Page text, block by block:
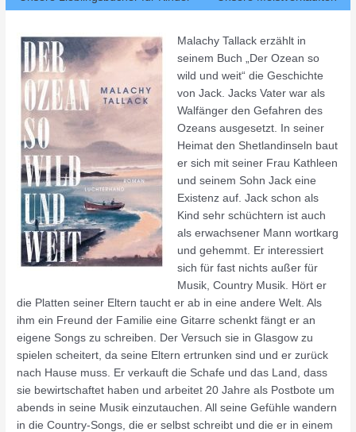
Malachy Tallack erzählt in
seinem Buch „Der Ozean so
wild und weit“ die Geschichte
von Jack. Jacks Vater war als
Walfänger den Gefahren des
Ozeans ausgesetzt. In seiner
Heimat den Shetlandinseln baut
er sich mit seiner Frau Kathleen
und seinem Sohn Jack eine
Existenz auf. Jack schon als
Kind sehr schüchtern ist auch
als erwachsener Mann wortkarg
und gehemmt. Er interessiert
sich für fast nichts außer für
Musik, Country Musik. Hört er
die Platten seiner Eltern taucht er ab in eine andere Welt. Als
ihm ein Freund der Familie eine Gitarre schenkt fängt er an
eigene Songs zu schreiben. Der Versuch sie in Glasgow zu
spielen scheitert, da seine Eltern ertrunken sind und er zurück
nach Hause muss. Er verkauft die Schafe und das Land, dass
sie bewirtschaftet haben und arbeitet 20 Jahre als Postbote um
abends in seine Musik einzutauchen. All seine Gefühle wandern
in die Country-Songs, die er selbst schreibt und die er in einem